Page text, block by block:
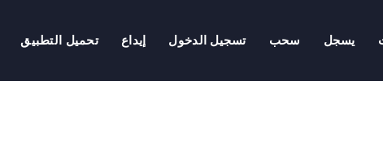
تحميل التطبيق إيداع تسجيل الدخول سحب يسجل